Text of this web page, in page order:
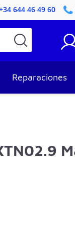
644 46 49 60
Reparaciones